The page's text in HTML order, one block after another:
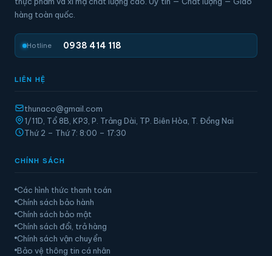
hàng toàn quốc.
Hotline 0938 414 118
LIÊN HỆ
thunaco@gmail.com
1/11D, Tổ 8B, KP3, P. Trảng Dài, TP. Biên Hòa, T. Đồng Nai
Thứ 2 – Thứ 7: 8:00 – 17:30
CHÍNH SÁCH
Các hình thức thanh toán
Chính sách bảo hành
Chính sách bảo mật
Chính sách đổi, trả hàng
Chính sách vận chuyển
Bảo vệ thông tin cá nhân